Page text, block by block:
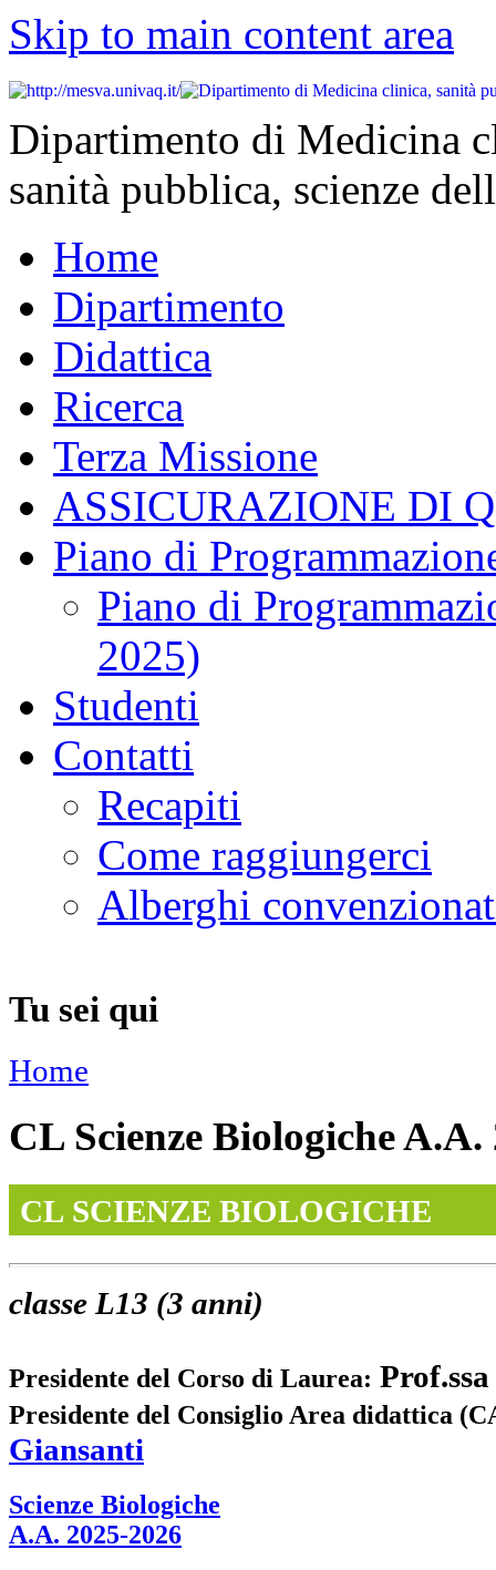
Skip to main content area
Dipartimento di Medicina
sanità pubblica, scienze
Home
Dipartimento
Didattica
Ricerca
Terza Missione
ASSICURAZIONE DI
Piano di
Piano di
2025)
Studenti
Contatti
Recapiti
Come raggiungerci
Alberghi
Tu sei qui
Home
CL Scienze Biologiche A.A.
CL SCIENZE BIOLOGICHE
classe L13 (3 anni)
Presidente del Corso di Laurea: Prof.ssa
Presidente del Consiglio Area didattica
Giansanti
Scienze Biologiche
A.A. 2025-2026